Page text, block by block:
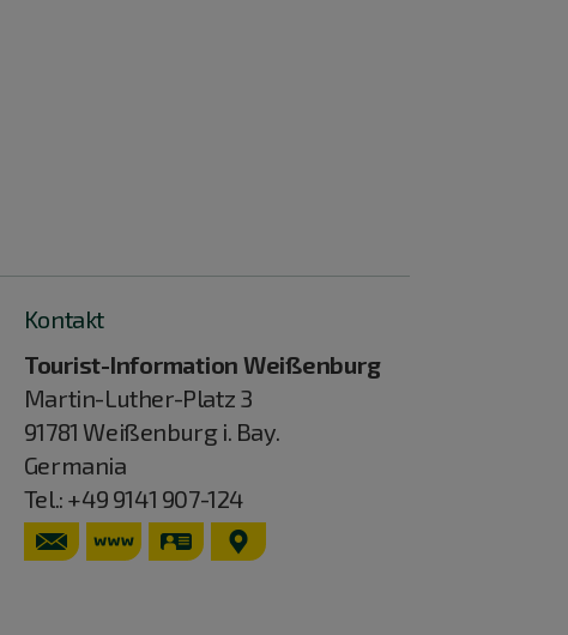
de/unsere-museen/roemische-thermen
Kontakt
Tourist-Information Weißenburg
Martin-Luther-Platz 3
91781 Weißenburg i. Bay.
Germania
Tel.: +49 9141 907-124
www.weissenburg.de
vCard